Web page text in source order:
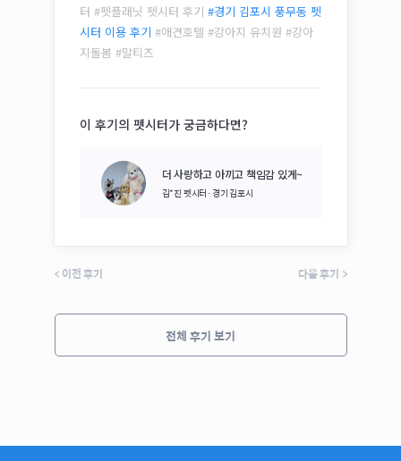
터 #펫플래닛 펫시터 후기 #경기 김포시 풍무동 펫
시터 이용 후기 #애견호텔 #강아지 유치원 #강아
지돌봄 #말티즈
이 후기의 펫시터가 궁금하다면?
더 사랑하고 아끼고 책임감 있게~
김*진펫시터·경기 김포시
< 이전 후기 다음 후기 >
전체 후기 보기